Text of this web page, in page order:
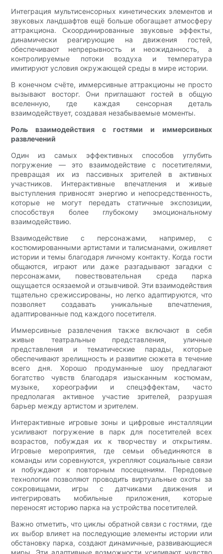
Интеграция мультисенсорных кинетических элементов и
звуковых ландшафтов ещё больше обогащает атмосферу
аттракциона. Скоординированные звуковые эффекты,
динамически реагирующие на движения гостей,
обеспечивают непрерывность и неожиданность, а
контролируемые потоки воздуха и температура
имитируют условия окружающей среды в мире истории.
В конечном счёте, иммерсивные аттракционы не просто
вызывают восторг. Они приглашают гостей в общую
вселенную, где каждая сенсорная деталь
взаимодействует, создавая незабываемые моменты.
Роль взаимодействия с гостями и иммерсивных
развлечений
Один из самых эффективных способов углубить
погружение — это взаимодействие с посетителями,
превращая их из пассивных зрителей в активных
участников. Интерактивные впечатления и живые
выступления привносят энергию и непосредственность,
которые не могут передать статичные экспозиции,
способствуя более глубокому эмоциональному
взаимодействию.
Взаимодействие с персонажами, например, с
костюмированными артистами и талисманами, оживляет
истории и темы благодаря личному контакту. Когда гости
общаются, играют или даже разгадывают загадки с
персонажами, повествовательная среда парка
ощущается осязаемой и отзывчивой. Эти взаимодействия
тщательно срежиссированы, но легко адаптируются, что
позволяет создавать уникальные впечатления,
адаптированные под каждого посетителя.
Иммерсивные развлечения также включают в себя
живые театральные представления, уличные
представления и тематические парады, которые
обеспечивают зрелищность и развитие сюжета в течение
всего дня. Хорошо продуманные шоу предлагают
богатство чувств благодаря изысканным костюмам,
музыке, хореографии и спецэффектам, часто
предполагая активное участие зрителей, разрушая
барьер между артистом и зрителем.
Интерактивные игровые зоны и цифровые инсталляции
усиливают погружение в парк для посетителей всех
возрастов, побуждая их к творчеству и открытиям.
Игровые мероприятия, где семьи объединяются в
команды или соревнуются, укрепляют социальные связи
и побуждают к повторным посещениям. Передовые
технологии позволяют проводить виртуальные охоты за
сокровищами, игры с датчиками движения и
интегрировать мобильные приложения, которые
переносят историю парка на устройства посетителей.
Важно отметить, что циклы обратной связи с гостями, где
их выбор влияет на последующие элементы истории или
обстановку парка, создают динамичные, развивающиеся